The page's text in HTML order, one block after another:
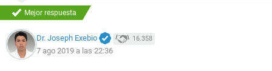
Mejor respuesta
Dr. Joseph Exebio 16.358
7 ago 2019 a las 22:36